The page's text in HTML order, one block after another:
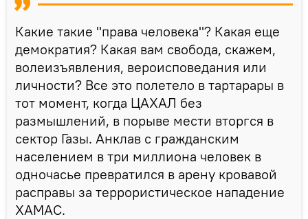
Какие такие "права человека"? Какая еще
демократия? Какая вам свобода, скажем,
волеизъявления, вероисповедания или
личности? Все это полетело в тартарары в
тот момент, когда ЦАХАЛ без
размышлений, в порыве мести вторгся в
сектор Газы. Анклав с гражданским
населением в три миллиона человек в
одночасье превратился в арену кровавой
расправы за террористическое нападение
ХАМАС.